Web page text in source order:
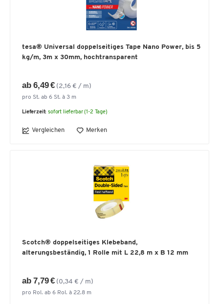
tesa® Universal doppelseitiges Tape Nano Power, bis 5
kg/m, 3m x 30mm, hochtransparent
ab 6,49 € (2,16 € / m)
pro St. ab 6 St. à 3 m
Lieferzeit: sofort lieferbar (1-2 Tage)
Vergleichen Merken
Scotch® doppelseitiges Klebeband,
alterungsbeständig, 1 Rolle mit L 22,8 m x B 12 mm
ab 7,79 € (0,34 € / m)
pro Rol. ab 6 Rol. à 22.8 m